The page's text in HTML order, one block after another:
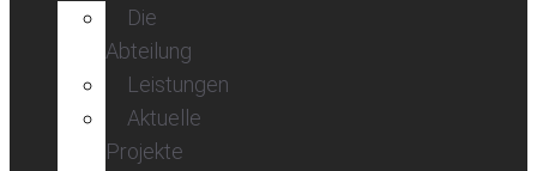
Die
Abteilung
Leistungen
Aktuelle
Projekte